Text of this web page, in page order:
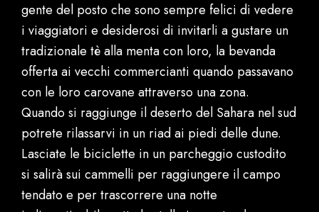
gente del posto che sono sempre felici di vedere
i viaggiatori e desiderosi di invitarli a gustare un
tradizionale tè alla menta con loro, la bevanda
offerta ai vecchi commercianti quando passavano
con le loro carovane attraverso una zona.
Quando si raggiunge il deserto del Sahara nel sud
potrete rilassarvi in un riad ai piedi delle dune.
Lasciate le biciclette in un parcheggio custodito
si salirà sui cammelli per raggiungere il campo
tendato e per trascorrere una notte